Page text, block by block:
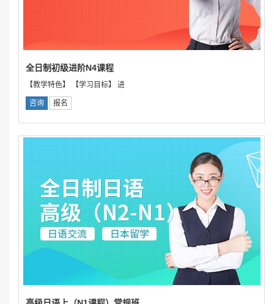
全日制初级进阶N4课程
【教学特色】 【学习目标】 进
咨询 报名